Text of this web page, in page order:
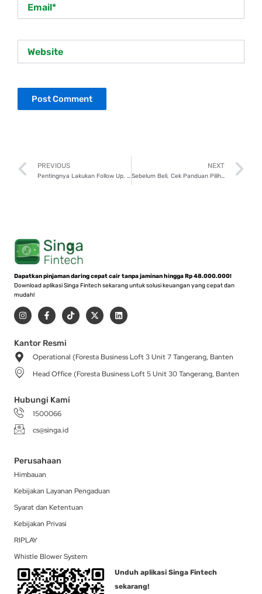
Prev
PREVIOUS
Pentingnya Lakukan Follow Up, Ikuti 4 Tips Efektifnya!
NEXT
Sebelum Beli, Cek Panduan Pilih Smartphone Sesuai Kebutuhan dan Budget!
Dapatkan pinjaman daring cepat cair tanpa jaminan hingga Rp 48.000.000!
Download aplikasi Singa Fintech sekarang untuk solusi keuangan yang cepat dan
mudah!
I
n
s
a
g
r
a
m
F
a
c
b
o
-
T
i
k
X
-
t
t
r
L
i
n
i
Kantor Resmi
Operational (Foresta Business Loft 3 Unit 7 Tangerang, Banten
Head Office (Foresta Business Loft 5 Unit 30 Tangerang, Banten
Hubungi Kami
1500066
cs@singa.id
Perusahaan
Himbauan
Kebijakan Layanan Pengaduan
Syarat dan Ketentuan
Kebijakan Privasi
RIPLAY
Whistle Blower System
Unduh aplikasi Singa Fintech
sekarang!